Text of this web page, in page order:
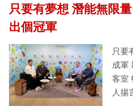
只要有夢想 潛能無限
出個冠軍
只要
成軍
客室
人揚